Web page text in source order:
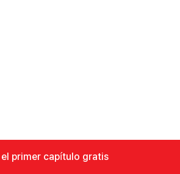
el primer capítulo gratis